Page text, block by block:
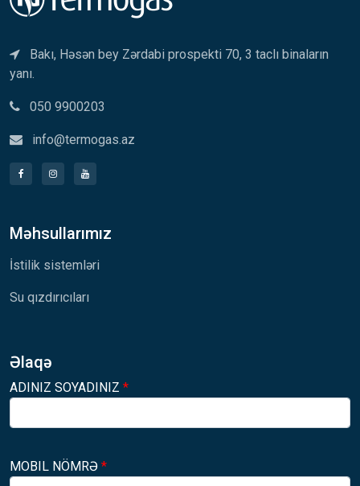
Bakı, Həsən bey Zərdabi prospekti 70, 3 taclı binaların
yanı.
050 9900203
info@termogas.az
Məhsullarımız
İstilik sistemləri
Su qızdırıcıları
Əlaqə
ADINIZ SOYADINIZ *
MOBIL NÖMRƏ *